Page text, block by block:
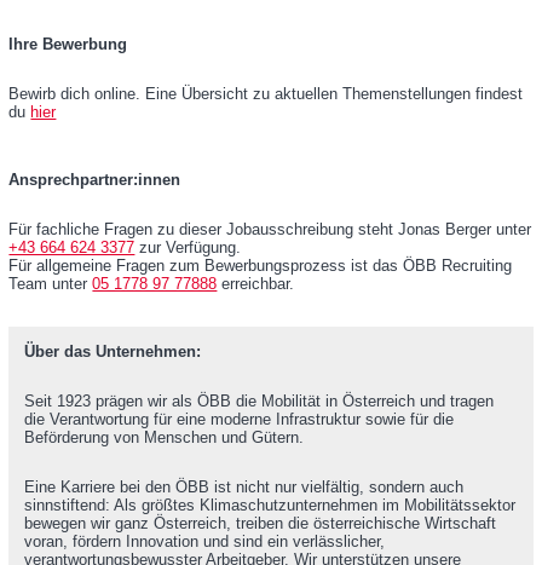
Ihre Bewerbung
Bewirb dich online. Eine Übersicht zu aktuellen Themenstellungen findest
du hier
Ansprechpartner:innen
Für fachliche Fragen zu dieser Jobausschreibung steht Jonas Berger unter
+43 664 624 3377 zur Verfügung.
Für allgemeine Fragen zum Bewerbungsprozess ist das ÖBB Recruiting
Team unter05 1778 97 77888 erreichbar.
Über das Unternehmen:
Seit 1923 prägen wir als ÖBB die Mobilität in Österreich und tragen
die Verantwortung für eine moderne Infrastruktur sowie für die
Beförderung von Menschen und Gütern.
Eine Karriere bei den ÖBB ist nicht nur vielfältig, sondern auch
sinnstiftend: Als größtes Klimaschutzunternehmen im Mobilitätssektor
bewegen wir ganz Österreich, treiben die österreichische Wirtschaft
voran, fördern Innovation und sind ein verlässlicher,
verantwortungsbewusster Arbeitgeber. Wir unterstützen unsere